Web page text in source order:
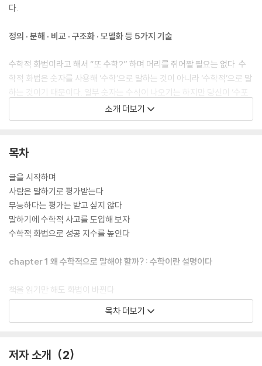
다.
정의 · 분해 · 비교 · 구조화 · 모델화 등 5가지 기술
수학적 화법이라고 해서 “또 수학?” 하며 머리를 쥐어짤 필요는 없다. 수
학적 화법은 숫자를 사용해 ‘수학’으로 말하는 것이 아니라 ‘수학적’으로 말
하는 것이기 때문이다. 일부 숫자는 수식이 나오기는 하지만 당신이 ‘수포
자’라 해도 겁먹을 것 없다. 정의 · 분해 · 비교 · 구조화 · 모델화 등 수학적으
로 설명하는 5가지 기술을 머릿속에 저절로 각인되는 수학적 화법으로 전
것이다. 설득력이 비약적으로 상승하는 28개의 실전문제가 포함되어 있어
당신을 설득의 달인으로 만들어 줄 수학적 화법 지상 연수
‘비즈니스 수학’ 교육자인 후카사와 신타로는 일본 유일의 비즈니스 수학 E
xecutive Instructor로서 수학적 사고를 지닌 직장인을 육성하는 비즈
에서 수학적 사고와 화법 연수로 러브콜을 받고 있다. 이 책은 ‘수학적 화
있는 훈련법을 담고 있다. 수십 년에 걸쳐 연구한 것을 2~3시간의 학습과
훈련만으로도 익힐 수 있도록 구성되어 있다. 말하기 때문에 고민하는 많
은 사람들이 책을 읽고 잘못된 화법으로 손해를 보거나 신뢰를 잃는 일이
소개 더보기
목차
글을 시작하며
사람은 말하기로 평가받는다
무능하다는 평가는 받고 싶지 않다
말하기에 수학적 사고를 도입해 보자
수학적 화법으로 성공 지수를 높인다
chapter 1 왜 수학적으로 말해야 할까? : 수학이란 설명이다
책을 읽기만 해도 화법이 바뀐다
사고가 화법을 결정한다
설득력 있는 화법
목차 더보기
저자 소개 2